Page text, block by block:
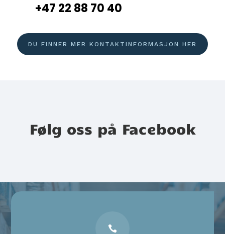
+47 22 88 70 40
DU FINNER MER KONTAKTINFORMASJON HER
Følg oss på Facebook
